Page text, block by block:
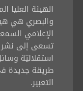
الهيئة العليا
والبصري هي
الإعلامي
تسعى إلى نشر
استقلاليّة
طريقة جديدة
التعبير.